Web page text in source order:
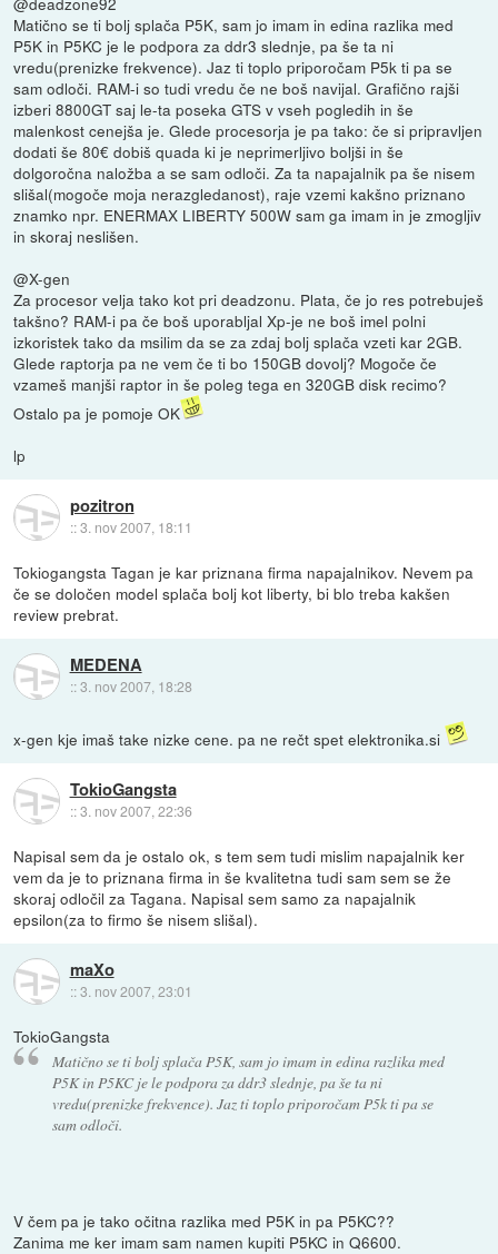
Matično se ti bolj splača P5K, sam jo imam in edina razlika med
P5K in P5KC je le podpora za ddr3 slednje, pa še ta ni
vredu(prenizke frekvence). Jaz ti toplo priporočam P5k ti pa se
sam odloči. RAM-i so tudi vredu če ne boš navijal. Grafično rajši
izberi 8800GT saj le-ta poseka GTS v vseh pogledih in še
malenkost cenejša je. Glede procesorja je pa tako: če si pripravljen
dodati še 80€ dobiš quada ki je neprimerljivo boljši in še
dolgoročna naložba a se sam odloči. Za ta napajalnik pa še nisem
slišal(mogoče moja nerazgledanost), raje vzemi kakšno priznano
znamko npr. ENERMAX LIBERTY 500W sam ga imam in je zmogljiv
in skoraj neslišen.
@X-gen
Za procesor velja tako kot pri deadzonu. Plata, če jo res potrebuješ
takšno? RAM-i pa če boš uporabljal Xp-je ne boš imel polni
izkoristek tako da msilim da se za zdaj bolj splača vzeti kar 2GB.
Glede raptorja pa ne vem če ti bo 150GB dovolj? Mogoče če
vzameš manjši raptor in še poleg tega en 320GB disk recimo?
Ostalo pa je pomoje OK
lp
pozitron
::3. nov 2007, 18:11
Tokiogangsta Tagan je kar priznana firma napajalnikov. Nevem pa
če se določen model splača bolj kot liberty, bi blo treba kakšen
review prebrat.
MEDENA
::3. nov 2007, 18:28
x-gen kje imaš take nizke cene. pa ne rečt spet elektronika.si
TokioGangsta
::3. nov 2007, 22:36
Napisal sem da je ostalo ok, s tem sem tudi mislim napajalnik ker
vem da je to priznana firma in še kvalitetna tudi sam sem se že
skoraj odločil za Tagana. Napisal sem samo za napajalnik
epsilon(za to firmo še nisem slišal).
maXo
::3. nov 2007, 23:01
TokioGangsta
Matično se ti bolj splača P5K, sam jo imam in edina razlika med
P5K in P5KC je le podpora za ddr3 slednje, pa še ta ni
vredu(prenizke frekvence). Jaz ti toplo priporočam P5k ti pa se
sam odloči.
V čem pa je tako očitna razlika med P5K in pa P5KC??
Zanima me ker imam sam namen kupiti P5KC in Q6600.